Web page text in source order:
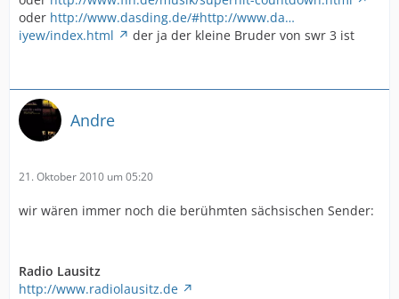
oder http://www.dasding.de/#http://www.da…
iyew/index.html
der ja der kleine Bruder von swr 3 ist
Andre
21. Oktober 2010 um 05:20
wir wären immer noch die berühmten sächsischen Sender:
Radio Lausitz
http://www.radiolausitz.de